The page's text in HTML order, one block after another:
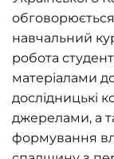
навчальний
робота
матеріалами
дослідницькі
джерелами, а
формування